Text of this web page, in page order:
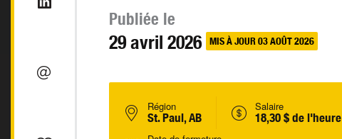
Publiée le
29 avril 2026 MIS À JOUR 03 AOÛT 2026
Région
St. Paul, AB
Salaire
18,30 $ de l'heure